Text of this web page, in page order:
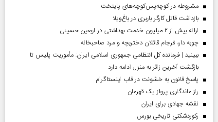
مشروطه در کوچه‌پس‌کوچه‌های پایتخت
بازداشت قاتل کارگر باربری در باغ‌ویلا
ارائه بیش از ۲ میلیون خدمت بهداشتی در اربعین حسینی
چوبه دار، فرجام قاتلان دختربچه و مرد صاحبخانه
ببینید | فرمانده کل انتظامی جمهوری اسلامی ایران­: مأموریت پلیس تا
بازگشت آخرین زائر به منزل ادامه دارد
پاسخ قانون به خشونت در قاب اینستاگرام
راز ماندگاری پرواز یک قهرمان
نقشه جهادی برای ایران
رکوردشکنی تاریخی بورس